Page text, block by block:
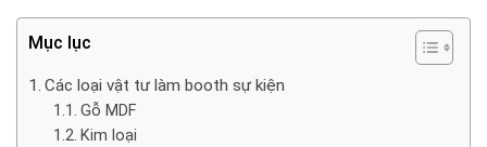
Mục lục
Các loại vật tư làm booth sự kiện
Gỗ MDF
Kim loại